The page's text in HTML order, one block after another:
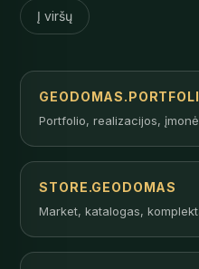
Į viršų
Portfolio, realizacijos,
STORE.GEODOMAS
Market, katalogas,